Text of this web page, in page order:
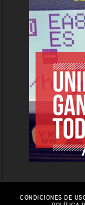
CONDICIONES DE